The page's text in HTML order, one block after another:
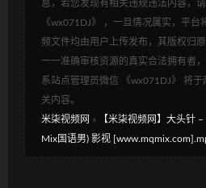
息，若您发现有相关违规违法内容，
《wx071DJ》 ，一旦情况属实，平
频文件均由用户上传发布，其版权归
一一准确审核资源的真实合法拥有者
系站点管理员微信 《wx071DJ》 将
关内容。
米柒视频网 »
【米柒视频网】大头针
Mix国语男) 影视